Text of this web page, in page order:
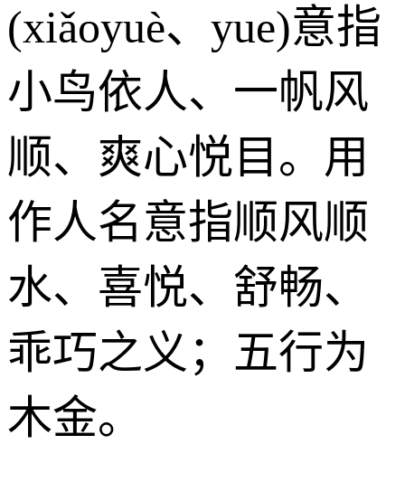
(xiǎoyuè、yue)意指
小鸟依人、一帆风
顺、爽心悦目。用
作人名意指顺风顺
水、喜悦、舒畅、
乖巧之义；五行为
木金。